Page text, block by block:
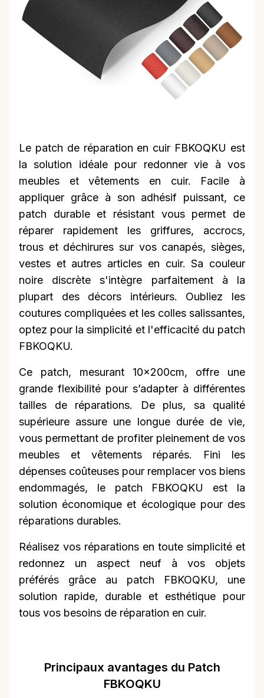
Le patch de réparation en cuir FBKOQKU est
la solution idéale pour redonner vie à vos
meubles et vêtements en cuir. Facile à
appliquer grâce à son adhésif puissant, ce
patch durable et résistant vous permet de
réparer rapidement les griffures, accrocs,
trous et déchirures sur vos canapés, sièges,
vestes et autres articles en cuir. Sa couleur
noire discrète s'intègre parfaitement à la
plupart des décors intérieurs. Oubliez les
coutures compliquées et les colles salissantes,
optez pour la simplicité et l'efficacité du patch
FBKOQKU.
Ce patch, mesurant 10x200cm, offre une
grande flexibilité pour s’adapter à différentes
tailles de réparations. De plus, sa qualité
supérieure assure une longue durée de vie,
vous permettant de profiter pleinement de vos
meubles et vêtements réparés. Fini les
dépenses coûteuses pour remplacer vos biens
endommagés, le patch FBKOQKU est la
solution économique et écologique pour des
réparations durables.
Réalisez vos réparations en toute simplicité et
redonnez un aspect neuf à vos objets
préférés grâce au patch FBKOQKU, une
solution rapide, durable et esthétique pour
tous vos besoins de réparation en cuir.
Principaux avantages du Patch
FBKOQKU